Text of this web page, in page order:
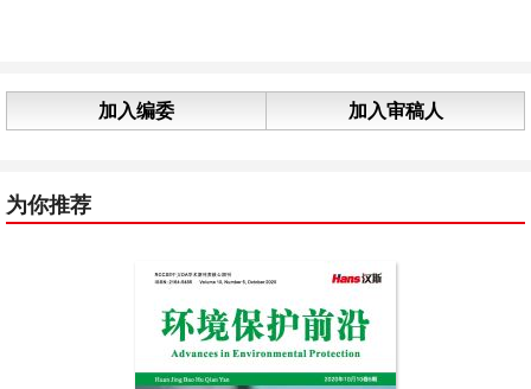
加入编委 加入审稿人
为你推荐